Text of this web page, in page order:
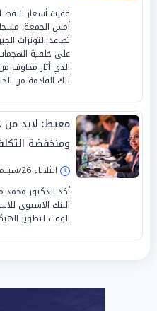
أمس الجمعة،
تصاعد التوترات
على خلفية الهجمات
الذي أثار مخاوف
تلك القادمة من
معيط: لابد من
ومنخفضة
الراهنة
الثلاثاء 26/سبتمبر/2023 - 10:55 ص
أكد الدكتور محمد
البنك الآسيوي
الوقت لتطوير